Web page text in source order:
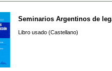
Seminarios Argentinos de
Libro usado (Castellano)